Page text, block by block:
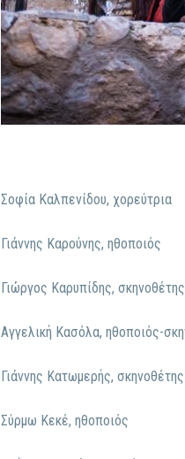
Σοφία Καλπενίδου, χορεύτρια
Γιάννης Καρούνης, ηθοποιός
Γιώργος Καρυπίδης, σκηνοθέτης
Αγγελική Κασόλα, ηθοποιός-
Γιάννης Κατωμερής, σκηνοθέτης
Σύρμω Κεκέ, ηθοποιός